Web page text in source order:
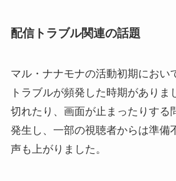
配信トラブル関連の話題
マル・ナナモナの活動初期におい
トラブルが頻発した時期がありま
切れたり、画面が止まったりする
発生し、一部の視聴者からは準備
声も上がりました。